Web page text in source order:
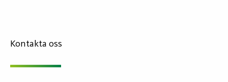
Kontakta oss